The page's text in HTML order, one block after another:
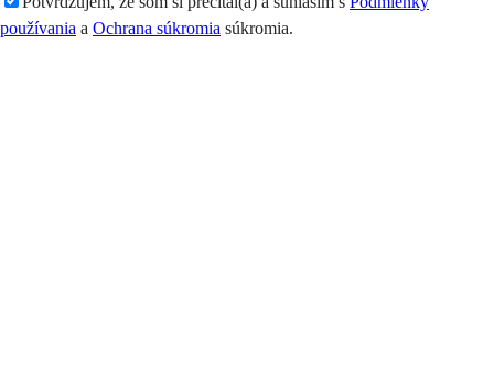
používania a Ochrana súkromia súkromia.